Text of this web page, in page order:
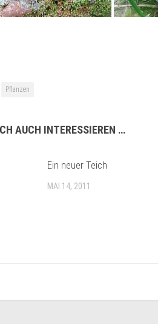
Pflanzen
AUCH INTERESSIEREN …
Ein neuer Teich
MAI 14, 2011